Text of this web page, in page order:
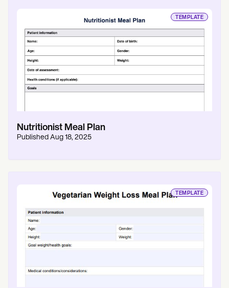
TEMPLATE
Nutritionist Meal Plan
Published Aug 18, 2025
TEMPLATE